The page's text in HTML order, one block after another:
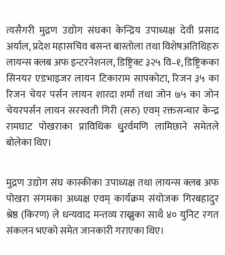
त्यसैगरी मुद्रण उद्योग संघका केन्द्रिय उपाध्यक्ष देवी प्रसाद
अर्याल, प्रदेश महासचिव बसन्त बास्तोला तथा विशेषअतिथिहरु
लायन्स क्लब अफ इन्टरनेशनल, डिष्ट्रिक्ट ३२५ वि–१, डिष्ट्रिकका
सिनयर एडभाइजर लायन टिकाराम सापकोटा, रिजन ३५ का
रिजन चेयर पर्सन लायन शारदा शर्मा तथा जोन ७५ का जोन
चेयरपर्सन लायन सरस्वती गिरी (सरु) एवम् रक्तसन्चार केन्द्र
रामघाट पोखराका प्राविधिक धु्रर्वमणि लामिछाने समेतले
बोलेका थिए।
मुद्रण उद्योग संघ कास्कीका उपाध्यक्ष तथा लायन्स क्लब अफ
पोखरा संगमका अध्यक्ष एवम् कार्यक्रम संयोजक गिरबहादुर
श्रेष्ठ (किरण) ले धन्यवाद मन्तव्य राख्नुका साथै ४० युनिट रगत
संकलन भएको समेत जानकारी गराएका थिए।